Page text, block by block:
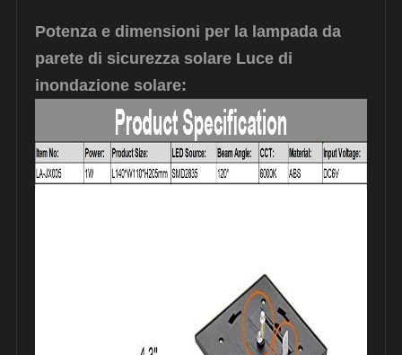
Potenza e dimensioni per la lampada da
parete di sicurezza solare Luce di
inondazione solare: